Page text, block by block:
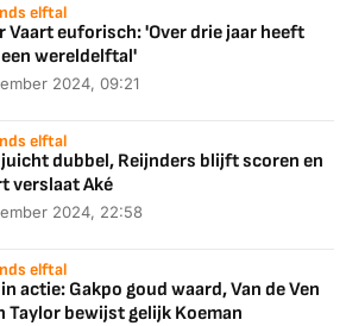
elftal
Vaart euforisch: 'Over drie jaar heeft
een wereldelftal'
2024, 09:21
elftal
juicht dubbel, Reijnders blijft scoren en
verslaat Aké
2024, 22:58
elftal
actie: Gakpo goud waard, Van de Ven
Taylor bewijst gelijk Koeman